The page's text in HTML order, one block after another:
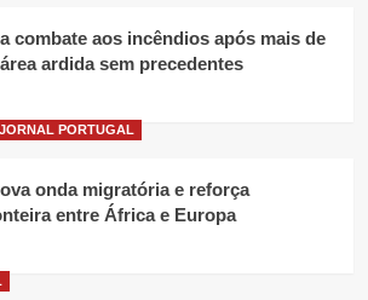
combate aos incêndios após mais de
ardida sem precedentes
JORNAL PORTUGAL
onda migratória e reforça
entre África e Europa